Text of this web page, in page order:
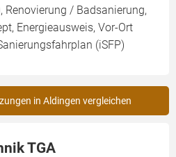
Renovierung / Badsanierung,
Energieausweis, Vor-Ort
(iSFP)
in Aldingen vergleichen
TGA